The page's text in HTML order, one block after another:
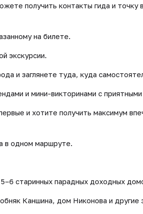
получить контакты гида и точку
на билете.
экскурсии.
и заглянете туда, куда
и мини-викторинами с
и хотите получить максимум
в одном маршруте.
старинных парадных доходных
Каншина, дом Никонова и другие